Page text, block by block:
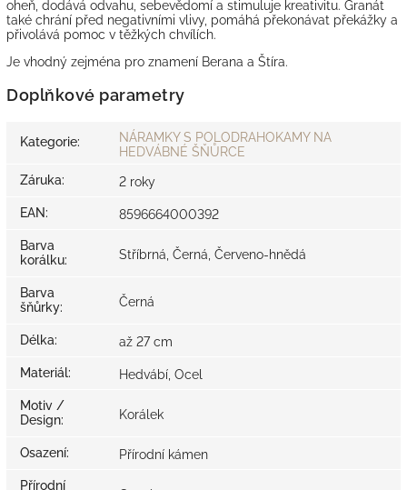
oheň, dodává odvahu, sebevědomí a stimuluje kreativitu. Granát
také chrání před negativními vlivy, pomáhá překonávat překážky a
přivolává pomoc v těžkých chvílích.
Je vhodný zejména pro znamení Berana a Štíra.
Doplňkové parametry
Kategorie:
NÁRAMKY S POLODRAHOKAMY NA
HEDVÁBNÉ ŠŇŮRCE
Záruka: 2 roky
EAN: 8596664000392
Barva
korálku: Stříbrná, Černá, Červeno-hnědá
Barva
šňůrky: Černá
Délka: až 27 cm
Materiál: Hedvábí, Ocel
Motiv /
Design: Korálek
Osazení: Přírodní kámen
Přírodní